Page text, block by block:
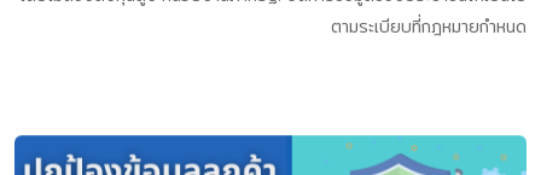
ตามระเบียบที่กฎหมายกำหนด